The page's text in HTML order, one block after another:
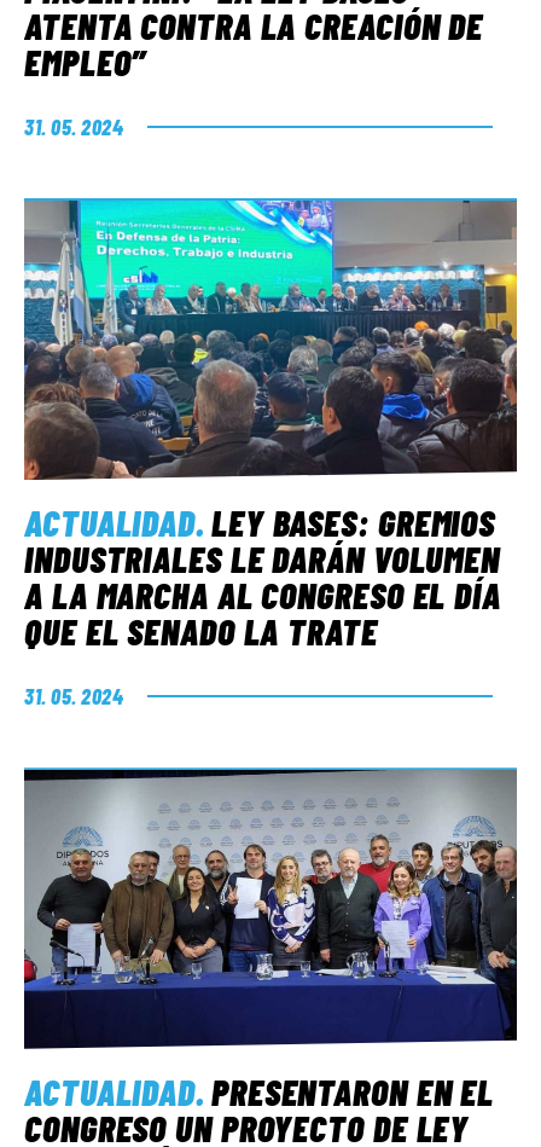
ATENTA CONTRA LA CREACIÓN DE
EMPLEO”
31. 05. 2024
ACTUALIDAD.LEY BASES: GREMIOS
INDUSTRIALES LE DARÁN VOLUMEN
A LA MARCHA AL CONGRESO EL DÍA
QUE EL SENADO LA TRATE
31. 05. 2024
ACTUALIDAD.PRESENTARON EN EL
CONGRESO UN PROYECTO DE LEY